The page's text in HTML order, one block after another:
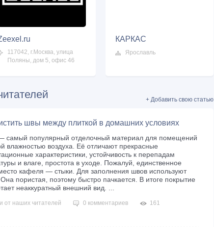
117042, г.Москва, улица
Поляны, дом 5, офис 46
КАРКАС
Ярославль
+ Добавить свою статью
швы между плиткой в домашних условиях
самый популярный отделочный материал для помещений
влажностью воздуха. Её отличают прекрасные
характеристики, устойчивость к перепадам
и влаге, простота в уходе. Пожалуй, единственное
кафеля ― стыки. Для заполнения швов используют
Она пористая, поэтому быстро пачкается. В итоге покрытие
неаккуратный внешний вид. ...
от наших читателей 0 комментариев 161